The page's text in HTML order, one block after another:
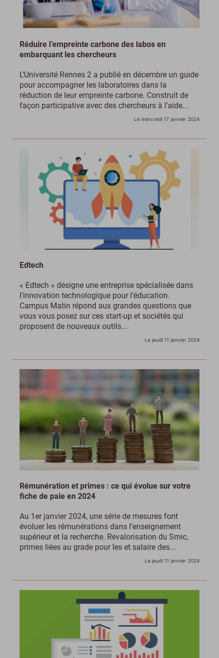
Réduire l’empreinte carbone des labos en
embarquant les chercheurs
L’Université Rennes 2 a publié en décembre un guide
pour accompagner les laboratoires dans la
réduction de leur empreinte carbone. Construit de
façon participative avec des chercheurs à l’aide...
Le mercredi 17 janvier 2024
Edtech
« Edtech » désigne une entreprise spécialisée dans
l’innovation technologique pour l’éducation.
Campus Matin répond aux grandes questions que
vous vous posez sur ces start-up et sociétés qui
proposent de nouveaux outils...
Le jeudi 11 janvier 2024
Rémunération et primes : ce qui évolue sur votre
fiche de paie en 2024
Au 1er janvier 2024, une série de mesures font
évoluer les rémunérations dans l’enseignement
supérieur et la recherche. Revalorisation du Smic,
primes liées au grade pour les et salaire des...
Le jeudi 11 janvier 2024